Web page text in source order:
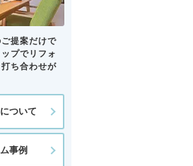
提案だけで
プでリフォ
ち合わせが
ついて
事例